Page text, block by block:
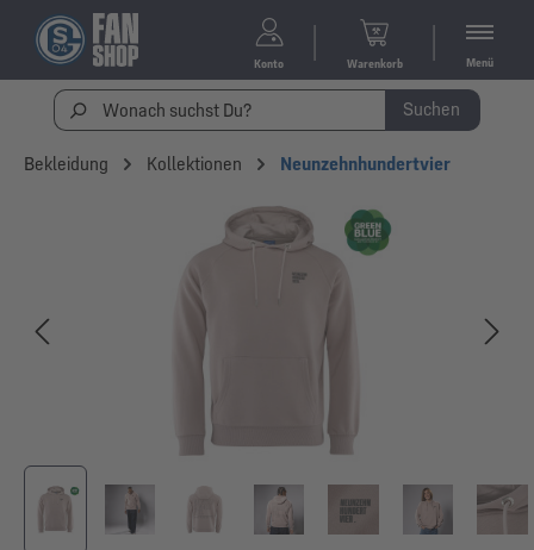
Konto Warenkorb Menü
Suchen
Bekleidung Kollektionen Neunzehnhundertvier